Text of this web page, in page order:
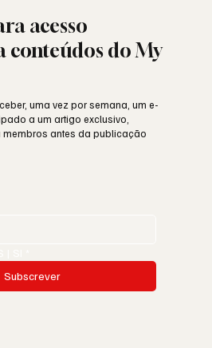
acesso
conteúdos do My
uma vez por semana, um e-
a um artigo exclusivo,
antes da publicação
Subscrever